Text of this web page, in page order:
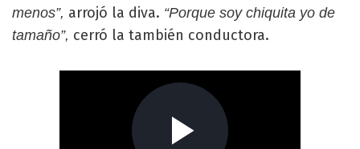
menos”, arrojó la diva. “Porque soy chiquita yo de
tamaño”, cerró la también conductora.